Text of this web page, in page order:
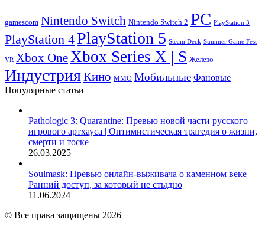
gamescom Nintendo Switch Nintendo Switch 2 PC PlayStation 3
PlayStation 4PlayStation 5 Steam Deck Summer Game Fest
VR Xbox One Xbox Series X | S Железо
ИндустрияКино ММО Мобильные Фановые
Популярные статьи
Pathologic 3: Quarantine: Превью новой части русского
игрового артхауса | Оптимистическая трагедия о жизни,
смерти и тоске
26.03.2025
Soulmask: Превью онлайн-выживача о каменном веке |
Ранний доступ, за который не стыдно
11.06.2024
© Все права защищены 2026